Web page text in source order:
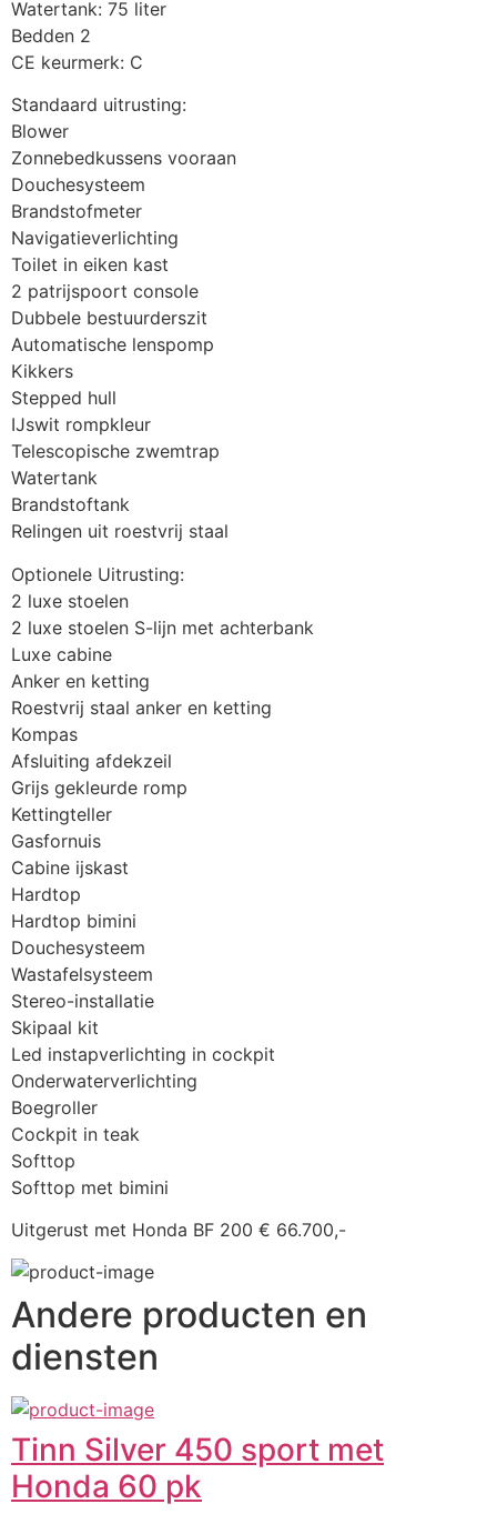
Watertank: 75 liter
Bedden 2
CE keurmerk: C
Standaard uitrusting:
Blower
Zonnebedkussens vooraan
Douchesysteem
Brandstofmeter
Navigatieverlichting
Toilet in eiken kast
2 patrijspoort console
Dubbele bestuurderszit
Automatische lenspomp
Kikkers
Stepped hull
IJswit rompkleur
Telescopische zwemtrap
Watertank
Brandstoftank
Relingen uit roestvrij staal
Optionele Uitrusting:
2 luxe stoelen
2 luxe stoelen S-lijn met achterbank
Luxe cabine
Anker en ketting
Roestvrij staal anker en ketting
Kompas
Afsluiting afdekzeil
Grijs gekleurde romp
Kettingteller
Gasfornuis
Cabine ijskast
Hardtop
Hardtop bimini
Douchesysteem
Wastafelsysteem
Stereo-installatie
Skipaal kit
Led instapverlichting in cockpit
Onderwaterverlichting
Boegroller
Cockpit in teak
Softtop
Softtop met bimini
Uitgerust met Honda BF 200 € 66.700,-
Andere producten en
diensten
Tinn Silver 450 sport met
Honda 60 pk